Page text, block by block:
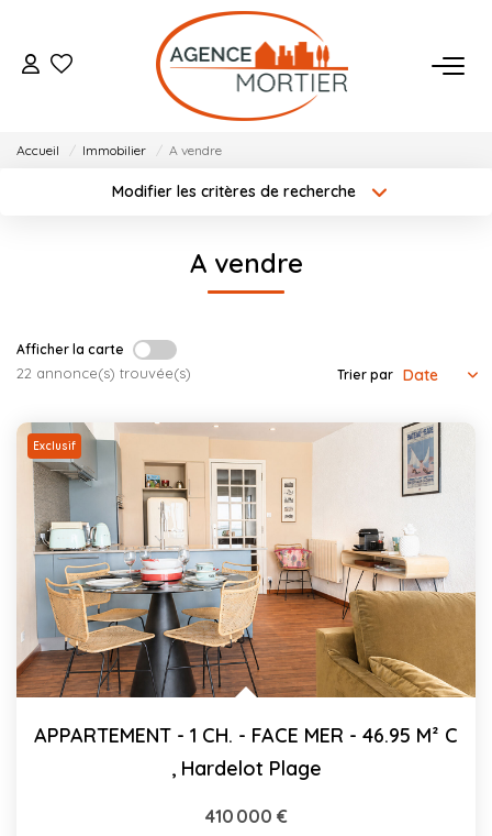
ACHETER
Qui Sommes Nous
Nos Actualités
CONTACT
03.21.91.82.86
Accueil Immobilier A vendre
Modifier les critères de recherche
A vendre
Afficher la carte
22 annonce(s) trouvée(s) Trier par
Exclusif
APPARTEMENT - 1 CH. - FACE MER - 46.95 M² C
, Hardelot Plage
410 000 €